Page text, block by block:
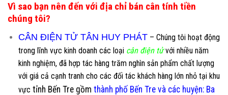
Vì sao bạn nên đến với địa chỉ bán cân tính tiền
chúng tôi?
CÂN ĐIỆN TỬ TÂN HUY PHÁT – Chúng tôi hoạt động
trong lĩnh vực kinh doanh các loại cân điện tửvới nhiều năm
kinh nghiệm, đã hợp tác hàng trăm nghìn sản phẩm chất lượng
với giá cả cạnh tranh cho các đối tác khách hàng lớn nhỏ tại khu
vực tỉnh Bến Tre gồm thành phố Bến Tre và các huyện: Ba